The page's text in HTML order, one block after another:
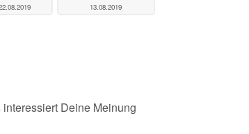
13.08.2019
Deine Meinung